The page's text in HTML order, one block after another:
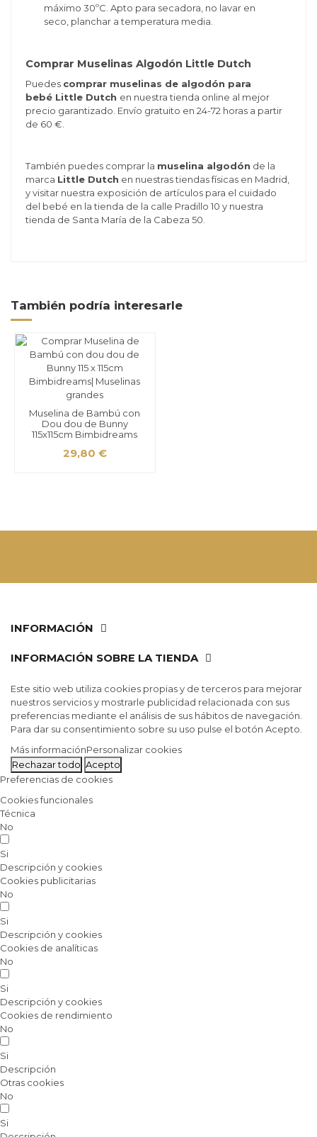
máximo 30ºC. Apto para secadora, no lavar en
seco, planchar a temperatura media.
Comprar Muselinas Algodón Little Dutch
Puedes comprar muselinas de algodón para
bebé Little Dutch en nuestra tienda online al mejor
precio garantizado. Envío gratuito en 24-72 horas a partir
de 60 €.
También puedes comprar la muselina algodón de la
marca Little Dutch en nuestras tiendas físicas en Madrid,
y visitar nuestra exposición de artículos para el cuidado
del bebé en la tienda de la calle Pradillo 10 y nuestra
tienda de Santa María de la Cabeza 50.
También podría interesarle
Muselina de Bambú con
Dou dou de Bunny
115x115cm Bimbidreams
29,80 €
INFORMACIÓN
INFORMACIÓN SOBRE LA TIENDA
Este sitio web utiliza cookies propias y de terceros para mejorar
nuestros servicios y mostrarle publicidad relacionada con sus
preferencias mediante el análisis de sus hábitos de navegación.
Para dar su consentimiento sobre su uso pulse el botón Acepto.
Más informaciónPersonalizar cookies
Rechazar todo Acepto
Preferencias de cookies
Cookies funcionales
Técnica
No
Si
Descripción y cookies
Cookies publicitarias
No
Si
Descripción y cookies
Cookies de analíticas
No
Si
Descripción y cookies
Cookies de rendimiento
No
Si
Descripción
Otras cookies
No
Si